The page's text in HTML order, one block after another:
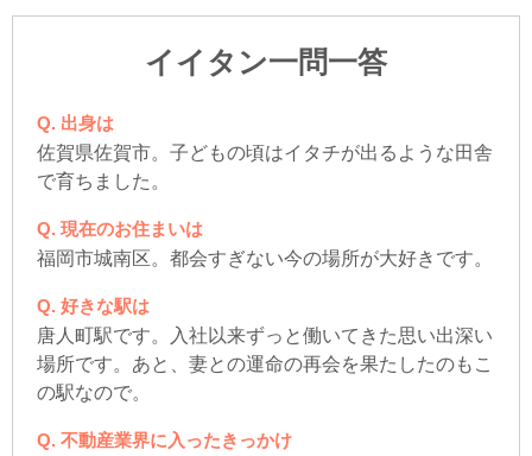
イイタン一問一答
出身は
佐賀県佐賀市。子どもの頃はイタチが出るような田舎
で育ちました。
現在のお住まいは
福岡市城南区。都会すぎない今の場所が大好きです。
好きな駅は
唐人町駅です。入社以来ずっと働いてきた思い出深い
場所です。あと、妻との運命の再会を果たしたのもこ
の駅なので。
不動産業界に入ったきっかけ